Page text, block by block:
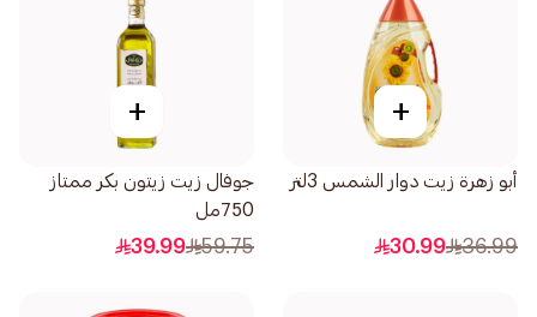
+
أبو زهرة زيت دوار الشمس 3لتر
36.99
30.99
+
جوفال زيت زيتون بكر ممتاز
750مل
59.75
39.99